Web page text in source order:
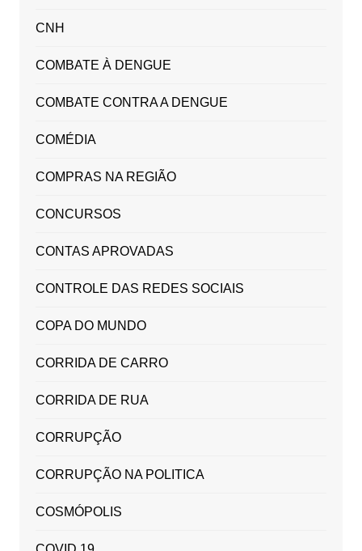
CNH
COMBATE À DENGUE
COMBATE CONTRA A DENGUE
COMÉDIA
COMPRAS NA REGIÃO
CONCURSOS
CONTAS APROVADAS
CONTROLE DAS REDES SOCIAIS
COPA DO MUNDO
CORRIDA DE CARRO
CORRIDA DE RUA
CORRUPÇÃO
CORRUPÇÃO NA POLITICA
COSMÓPOLIS